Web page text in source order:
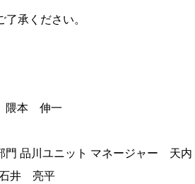
承ください。
隈本 伸一
門 品川ユニット マネージャー 天
石井 亮平